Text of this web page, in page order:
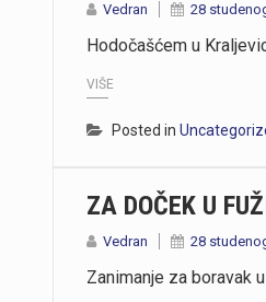
Vedran 28
Hodočašćem u
VIŠE
Posted in
ZA DOČEK U
Vedran 28
Zanimanje za boravak